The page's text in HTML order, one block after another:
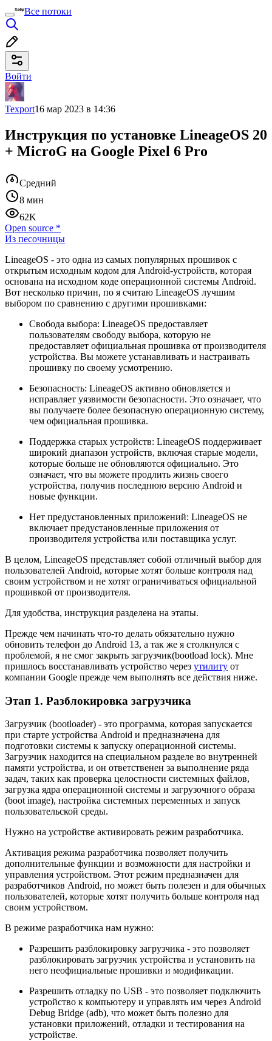
Все потоки
Войти
Texport16 мар 2023 в 14:36
Инструкция по установке LineageOS 20
+ MicroG на Google Pixel 6 Pro
Средний
8 мин
62K
Open source *
Из песочницы
LineageOS - это одна из самых популярных прошивок с
открытым исходным кодом для Android-устройств, которая
основана на исходном коде операционной системы Android.
Вот несколько причин, по я считаю LineageOS лучшим
выбором по сравнению с другими прошивками:
Свобода выбора: LineageOS предоставляет
пользователям свободу выбора, которую не
предоставляет официальная прошивка от производителя
устройства. Вы можете устанавливать и настраивать
прошивку по своему усмотрению.
Безопасность: LineageOS активно обновляется и
исправляет уязвимости безопасности. Это означает, что
вы получаете более безопасную операционную систему,
чем официальная прошивка.
Поддержка старых устройств: LineageOS поддерживает
широкий диапазон устройств, включая старые модели,
которые больше не обновляются официально. Это
означает, что вы можете продлить жизнь своего
устройства, получив последнюю версию Android и
новые функции.
Нет предустановленных приложений: LineageOS не
включает предустановленные приложения от
производителя устройства или поставщика услуг.
В целом, LineageOS представляет собой отличный выбор для
пользователей Android, которые хотят больше контроля над
своим устройством и не хотят ограничиваться официальной
прошивкой от производителя.
Для удобства, инструкция разделена на этапы.
Прежде чем начинать что-то делать обязательно нужно
обновить телефон до Android 13, а так же я столкнулся с
проблемой, я не смог закрыть загрузчик(bootload lock). Мне
пришлось восстанавливать устройство через утилиту от
компании Google прежде чем выполнять все действия ниже.
Этап 1. Разблокировка загрузчика
Загрузчик (bootloader) - это программа, которая запускается
при старте устройства Android и предназначена для
подготовки системы к запуску операционной системы.
Загрузчик находится на специальном разделе во внутренней
памяти устройства, и он ответственен за выполнение ряда
задач, таких как проверка целостности системных файлов,
загрузка ядра операционной системы и загрузочного образа
(boot image), настройка системных переменных и запуск
пользовательской среды.
Нужно на устройстве активировать режим разработчика.
Активация режима разработчика позволяет получить
дополнительные функции и возможности для настройки и
управления устройством. Этот режим предназначен для
разработчиков Android, но может быть полезен и для обычных
пользователей, которые хотят получить больше контроля над
своим устройством.
В режиме разработчика нам нужно:
Разрешить разблокировку загрузчика - это позволяет
разблокировать загрузчик устройства и установить на
него неофициальные прошивки и модификации.
Разрешить отладку по USB - это позволяет подключить
устройство к компьютеру и управлять им через Android
Debug Bridge (adb), что может быть полезно для
установки приложений, отладки и тестирования на
устройстве.